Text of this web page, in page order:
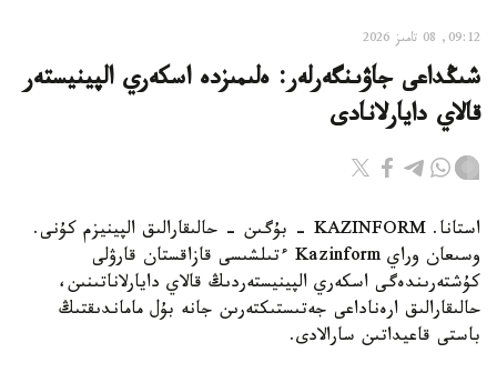
09:12, 08 تامىز 2026
شىڭداعى جاۋىنگەرلەر: ەلىمىزدە اسكەري الپينيستەر
قالاي دايارلانادى
استانا. KAZINFORM - بۇگىن - حالىقارالىق الپينيزم كۇنى.
وسىعان وراي Kazinform ءتىلشىسى قازاقستان قارۋلى
كۇشتەرىندەگى اسكەري الپينيستەردىڭ قالاي دايارلاناتىنىن،
حالىقارالىق ارەناداعى جەتىستىكتەرىن جانە بۇل ماماندىقتىڭ
باستى قاعيداتىن سارالادى.